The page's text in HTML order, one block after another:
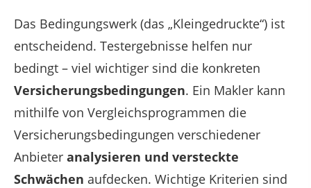
Das Bedingungswerk (das „Kleingedruckte“) ist
entscheidend. Testergebnisse helfen nur
bedingt – viel wichtiger sind die konkreten
Versicherungsbedingungen. Ein Makler kann
mithilfe von Vergleichsprogrammen die
Versicherungsbedingungen verschiedener
Anbieter analysieren und versteckte
Schwächen aufdecken. Wichtige Kriterien sind